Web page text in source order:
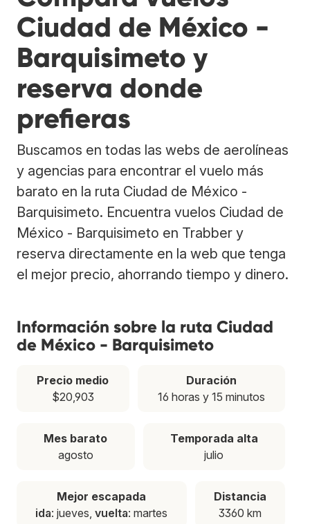
Ciudad de México -
Barquisimeto y
reserva donde
prefieras
Buscamos en todas las webs de aerolíneas
y agencias para encontrar el vuelo más
barato en la ruta Ciudad de México -
Barquisimeto. Encuentra vuelos Ciudad de
México - Barquisimeto en Trabber y
reserva directamente en la web que tenga
el mejor precio, ahorrando tiempo y dinero.
Información sobre la ruta Ciudad
de México - Barquisimeto
Precio medio
$20,903
Duración
16 horas y 15 minutos
Mes barato
agosto
Temporada alta
julio
Mejor escapada
ida: jueves,vuelta: martes
Distancia
3360 km